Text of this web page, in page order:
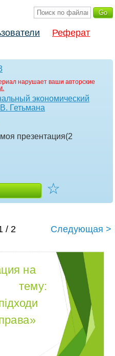
Реферат
нарушает ваши авторские
экономический
Гетьмана
презентация(2
☆
/ 2 Следующая >
на
тему: